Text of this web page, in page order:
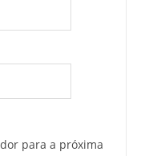
para a próxima